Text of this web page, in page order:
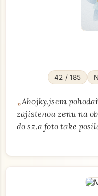
42 / 185
„Ahojky.jsem
zajistenou zenu na
do sz.a foto take